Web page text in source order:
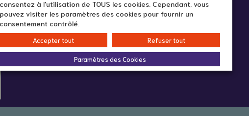
Infos pratiques :
En ligne
consentez à l'utilisation de TOUS les cookies. Cependant, vous
pouvez visiter les paramètres des cookies pour fournir un
consentement contrôlé.
Accepter tout Refuser tout
Paramètres des Cookies